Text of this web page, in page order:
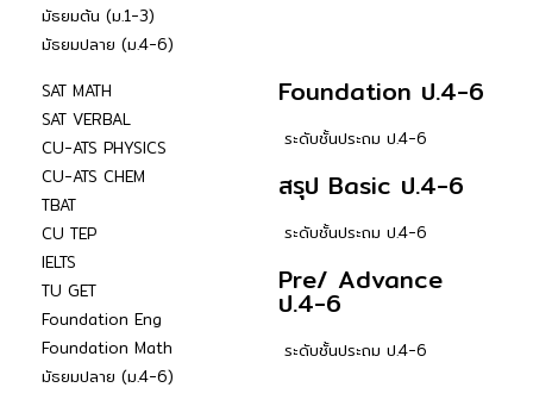
มัธยมต้น (ม.1-3)
มัธยมปลาย (ม.4-6)
SAT MATH
SAT VERBAL
CU-ATS PHYSICS
CU-ATS CHEM
TBAT
CU TEP
IELTS
TU GET
Foundation Eng
Foundation Math
มัธยมปลาย (ม.4-6)
Foundation ป.4-6
ระดับชั้นประถม ป.4-6
สรุป Basic ป.4-6
ระดับชั้นประถม ป.4-6
Pre/ Advance
ป.4-6
ระดับชั้นประถม ป.4-6